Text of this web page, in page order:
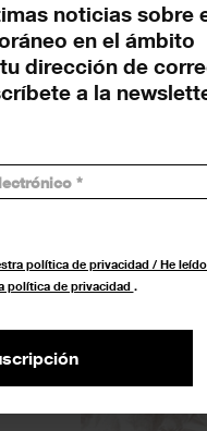
noticias sobre
en el ámbito
dirección de
a la
política de privacidad / He
política de privacidad .